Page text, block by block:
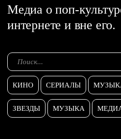
Медиа о поп-
интернете и вне его.
КИНО СЕРИАЛЫ
ЗВЕЗДЫ МУЗЫКА